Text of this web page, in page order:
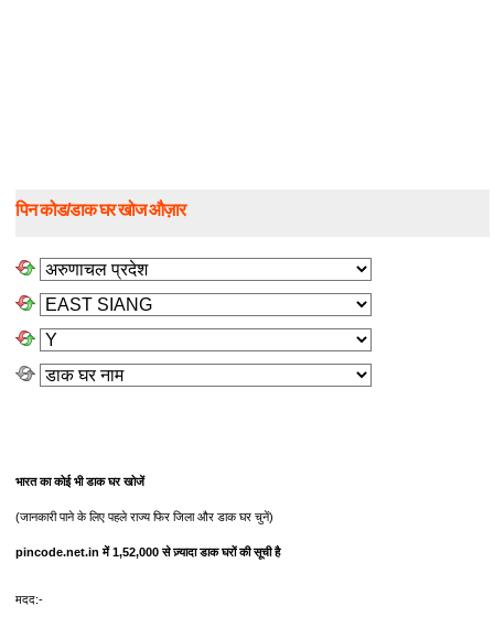
पिन कोड/डाक घर खोज औज़ार
भारत का कोई भी डाक घर खोजें
(जानकारी पाने के लिए पहले राज्य फिर जिला और डाक घर चुनें)
pincode.net.in में 1,52,000 से ज़्यादा डाक घरों की सूची है
मदद:-